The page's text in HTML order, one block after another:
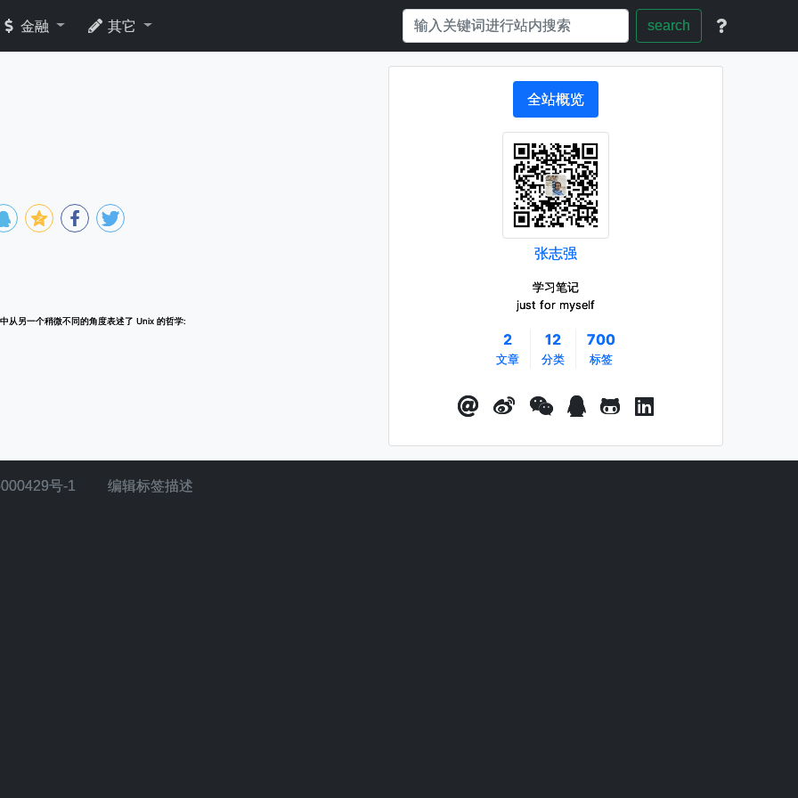
金融 其它 search
从另一个稍微不同的角度表述了 Unix 的哲学:
全站概览
张志强
学习笔记
just for myself
2
文章
12
分类
700
标签
号-1 编辑标签描述